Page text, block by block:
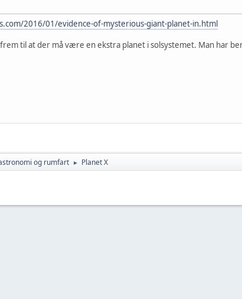
2016/01/evidence-of-mysterious-giant-planet-in.html
til at der må være en ekstra planet i solsystemet. Man har
og rumfart ► Planet X